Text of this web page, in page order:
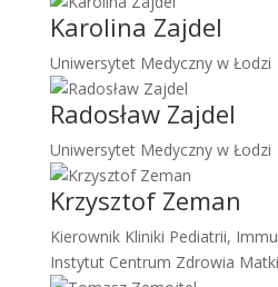
Karolina Zajdel
Uniwersytet Medyczny w Łodzi
Radosław Zajdel
Uniwersytet Medyczny w Łodzi
Krzysztof Zeman
Kierownik Kliniki Pediatrii,
Instytut Centrum Zdrowia